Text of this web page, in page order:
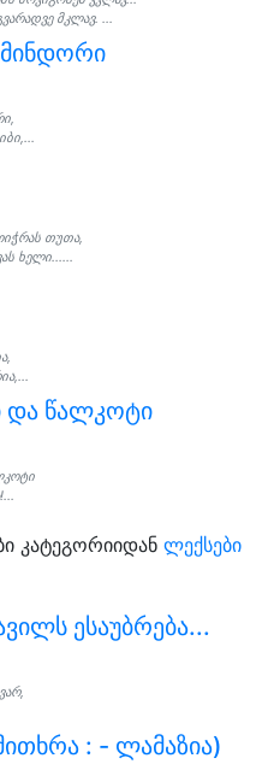
მკლავ. ...
მინდორი
თუთა,
ხელი......
და წალკოტი
კატეგორიიდან ლექსები
ესაუბრება...
: - ლამაზია)